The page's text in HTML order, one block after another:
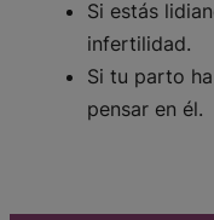
Si estás
infertilidad.
Si tu parto
pensar en él.